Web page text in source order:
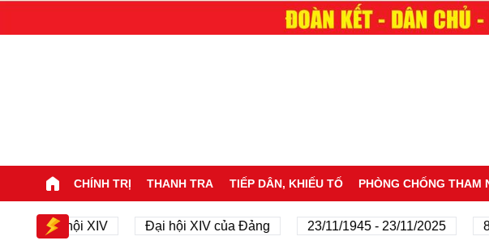
CHÍNH TRỊ THANH TRA TIẾP DÂN, KHIẾU TỐ PHÒNG CHỐNG THAM
Đại hội XIV Đại hội XIV của Đảng 23/11/1945 - 23/11/2025 80